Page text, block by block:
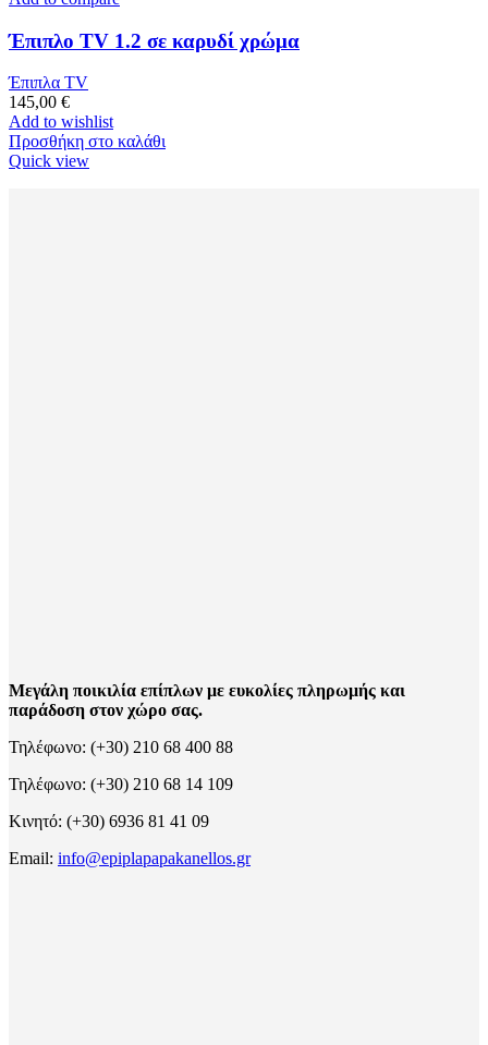
Έπιπλο TV 1.2 σε καρυδί χρώμα
Έπιπλα TV
145,00 €
Add to wishlist
Προσθήκη στο καλάθι
Quick view
Μεγάλη ποικιλία επίπλων με ευκολίες πληρωμής και
παράδοση στον χώρο σας.
Τηλέφωνο: (+30) 210 68 400 88
Τηλέφωνο: (+30) 210 68 14 109
Κινητό: (+30) 6936 81 41 09
Email: info@epiplapapakanellos.gr